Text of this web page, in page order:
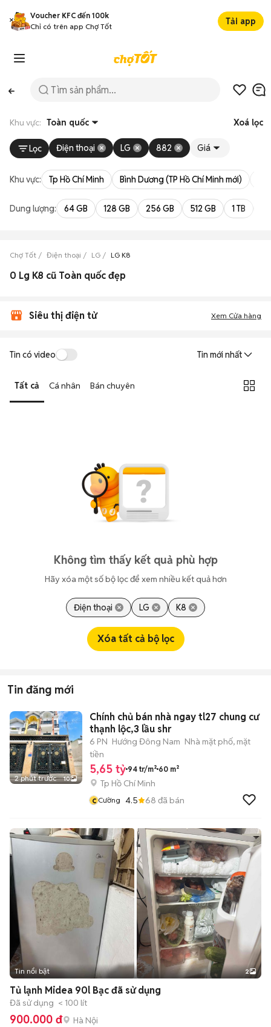
Voucher KFC đến 100k
Chỉ có trên app Chợ Tốt
Tải app
Khu vực: Toàn quốc Xoá lọc
Lọc Điện thoại LG 882 Giá
Khu vực: Tp Hồ Chí Minh Bình Dương (TP Hồ Chí Minh mới)
Dung lượng: 64 GB 128 GB 256 GB 512 GB 1 TB
Chợ Tốt Điện thoại LG LG K8
0 Lg K8 cũ Toàn quốc đẹp
Siêu thị điện tử Xem Cửa hàng
Tin có video Tin mới nhất
Tất cả Cá nhân Bán chuyên
Không tìm thấy kết quả phù hợp
Hãy xóa một số bộ lọc để xem nhiều kết quả hơn
Điện thoại LG K8
Xóa tất cả bộ lọc
Tin đăng mới
2 phút trước 10
Chính chủ bán nhà ngay tl27 chung cư
thạnh lộc,3 lầu shr
6 PN Hướng Đông Nam Nhà mặt phố, mặt
tiền
5,65 tỷ 94 tr/m² 60 m²
Tp Hồ Chí Minh
c Cường 4.5 68 đã bán
Tin nổi bật 2
Tủ lạnh Midea 90l Bạc đã sử dụng
Đã sử dụng < 100 lít
900.000 đ Hà Nội